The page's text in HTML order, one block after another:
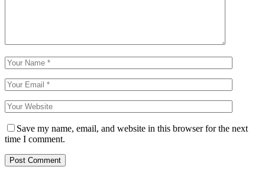
Save my name, email, and website in this browser for the next
time I comment.